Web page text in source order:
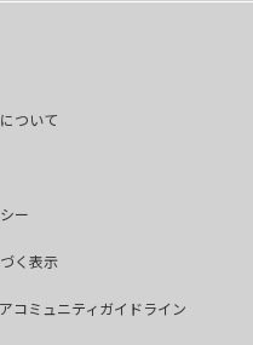
ついて
ー
く表示
コミュニティガイドライン